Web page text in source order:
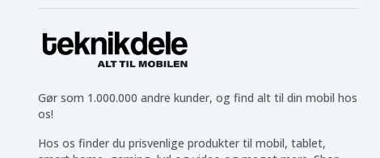
Gør som 1.000.000 andre kunder, og find alt til din mobil hos
os!
Hos os finder du prisvenlige produkter til mobil, tablet,